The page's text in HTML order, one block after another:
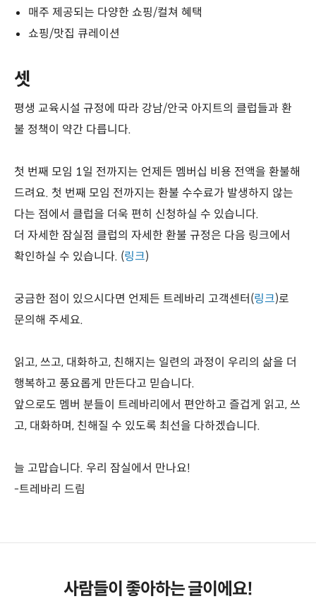
매주 제공되는 다양한 쇼핑/컬쳐 혜택
쇼핑/맛집 큐레이션
셋
평생 교육시설 규정에 따라 강남/안국 아지트의 클럽들과 환
불 정책이 약간 다릅니다.
첫 번째 모임 1일 전까지는 언제든 멤버십 비용 전액을 환불해
드려요. 첫 번째 모임 전까지는 환불 수수료가 발생하지 않는
다는 점에서 클럽을 더욱 편히 신청하실 수 있습니다.
더 자세한 잠실점 클럽의 자세한 환불 규정은 다음 링크에서
확인하실 수 있습니다. (링크)
궁금한 점이 있으시다면 언제든 트레바리 고객센터(링크)로
문의해 주세요.
읽고, 쓰고, 대화하고, 친해지는 일련의 과정이 우리의 삶을 더
행복하고 풍요롭게 만든다고 믿습니다.
앞으로도 멤버 분들이 트레바리에서 편안하고 즐겁게 읽고, 쓰
고, 대화하며, 친해질 수 있도록 최선을 다하겠습니다.
늘 고맙습니다. 우리 잠실에서 만나요!
-트레바리 드림
사람들이 좋아하는 글이에요!